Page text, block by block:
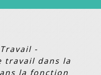
Travail -
travail dans la
la fonction